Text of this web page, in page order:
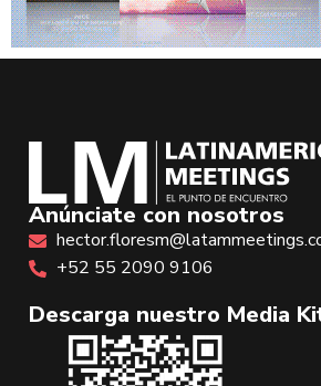
Anúnciate con nosotros
+52 55 2090 9106
Descarga nuestro Media